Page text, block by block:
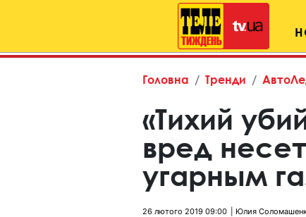
Головна Тренди
«Тихий
вред
угарным
26 лютого 2019 09:00 Юлия